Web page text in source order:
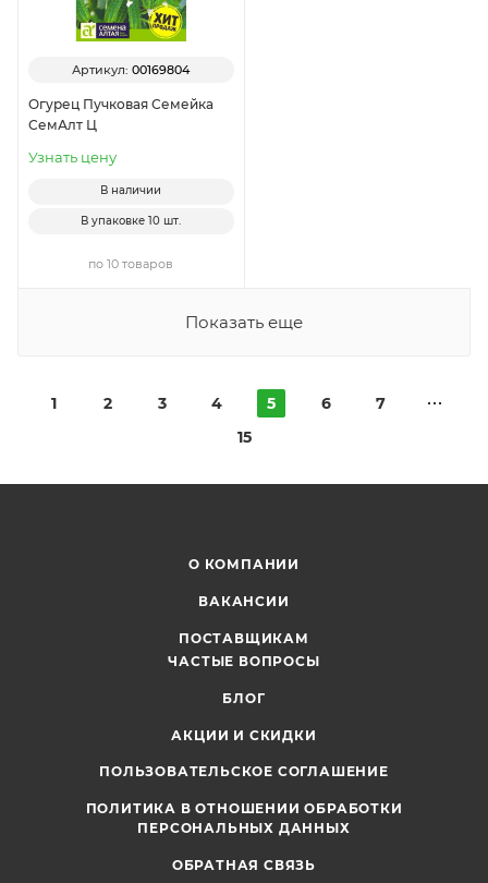
Артикул:00169804
Огурец Пучковая Семейка
СемАлт Ц
Узнать цену
В наличии
В упаковке10 шт.
по 10 товаров
Показать еще
1 2 3 4 5 6
7
15
О КОМПАНИИ
ВАКАНСИИ
ПОСТАВЩИКАМ
ЧАСТЫЕ ВОПРОСЫ
БЛОГ
АКЦИИ И СКИДКИ
ПОЛЬЗОВАТЕЛЬСКОЕ СОГЛАШЕНИЕ
ПОЛИТИКА В ОТНОШЕНИИ ОБРАБОТКИ
ПЕРСОНАЛЬНЫХ ДАННЫХ
ОБРАТНАЯ СВЯЗЬ